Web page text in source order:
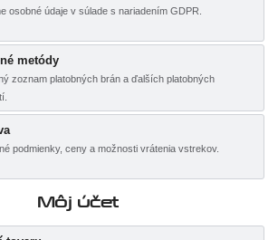
osobné údaje v súlade s nariadením GDPR.
metódy
zoznam platobných brán a ďalších platobných
podmienky, ceny a možnosti vrátenia vstrekov.
Môj účet